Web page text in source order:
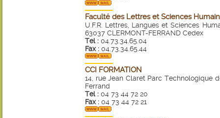
Faculté des Lettres et Sciences
U.F.R. Lettres, Langues et Sciences
63037 CLERMONT-FERRAND Cedex
Tel : 04.73.34.65.04
Fax : 04.73.34.65.44
CCI FORMATION
14, rue Jean Claret Parc Technologique
Ferrand
Tel : 04 73 44 72 20
Fax : 04 73 44 72 21